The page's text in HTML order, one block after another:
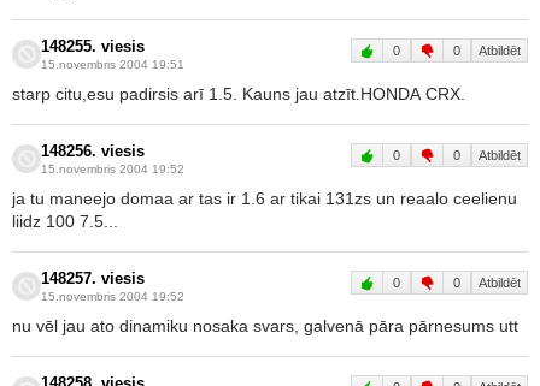
148255. viesis
15.novembris 2004 19:51
0 0 Atbildēt
starp citu,esu padirsis arī 1.5. Kauns jau atzīt.HONDA CRX.
148256. viesis
15.novembris 2004 19:52
0 0 Atbildēt
ja tu maneejo domaa ar tas ir 1.6 ar tikai 131zs un reaalo ceelienu
liidz 100 7.5...
148257. viesis
15.novembris 2004 19:52
0 0 Atbildēt
nu vēl jau ato dinamiku nosaka svars, galvenā pāra pārnesums utt